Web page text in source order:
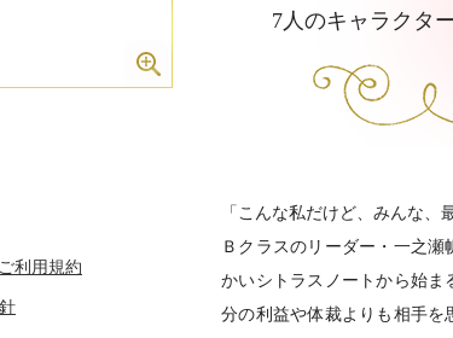
ご利用規約
7人のキャラクタ
「こんな私だけど、みんな、
Ｂクラスのリーダー・一之
かいシトラスノートから始ま
分の利益や体裁よりも相手を